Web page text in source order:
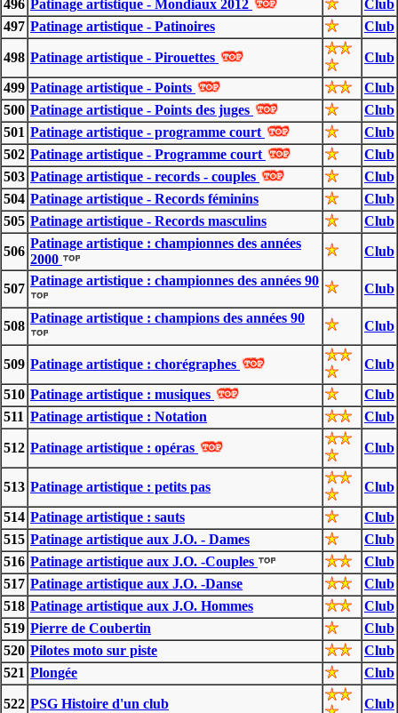
496 Patinage artistique - Mondiaux 2012
Club
497 Patinage artistique - Patinoires Club
498 Patinage artistique - Pirouettes
Club
499 Patinage artistique - Points
Club
500 Patinage artistique - Points des juges
Club
501 Patinage artistique - programme court
Club
502 Patinage artistique - Programme court
Club
503 Patinage artistique - records - couples
Club
504 Patinage artistique - Records féminins
Club
505 Patinage artistique - Records masculins
Club
506
Patinage artistique : championnes des années
2000
Club
507
Patinage artistique : championnes des années 90
Club
508
Patinage artistique : champions des années 90
Club
509 Patinage artistique : chorégraphes
Club
510 Patinage artistique : musiques
Club
511 Patinage artistique : Notation Club
512 Patinage artistique : opéras Club
513 Patinage artistique : petits pas
Club
514 Patinage artistique : sauts
Club
515 Patinage artistique aux J.O. - Dames
Club
516 Patinage artistique aux J.O. -Couples
Club
517 Patinage artistique aux J.O. -Danse
Club
518 Patinage artistique aux J.O. Hommes
Club
519 Pierre de Coubertin
Club
520 Pilotes moto sur piste
Club
521 Plongée Club
522 PSG Histoire d'un club Club